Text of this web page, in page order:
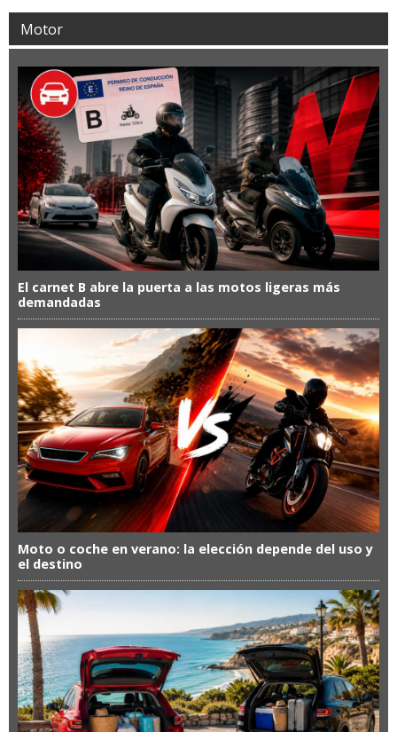
Motor
El carnet B abre la puerta a las motos ligeras más
demandadas
Moto o coche en verano: la elección depende del uso y
el destino